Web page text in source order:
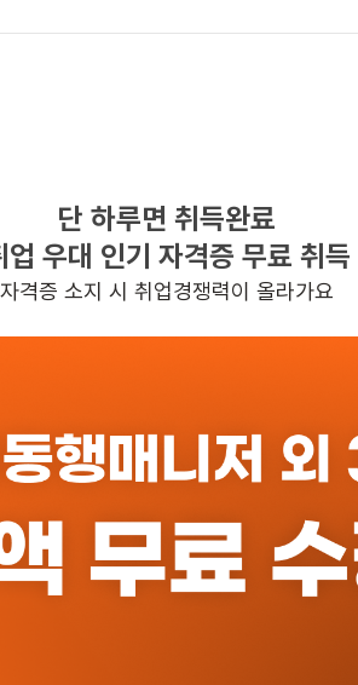
찾으시는 조건의 일자리가 없습니다
더욱더 노력하는 케어파트너가 되겠습니다.
단 하루면 취득완료
업 우대 인기 자격증 무료 취득
자격증 소지 시 취업경쟁력이 올라가요